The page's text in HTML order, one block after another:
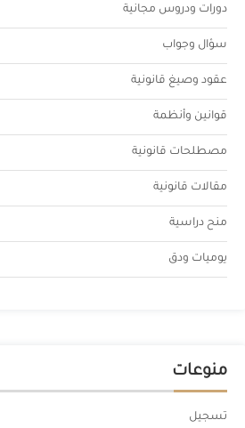
دورات ودروس مجانية
سؤال وجواب
عقود وصيغ قانونية
قوانين وأنظمة
مصطلحات قانونية
مقالات قانونية
منح دراسية
يوميات ودق
منوعات
تسجيل